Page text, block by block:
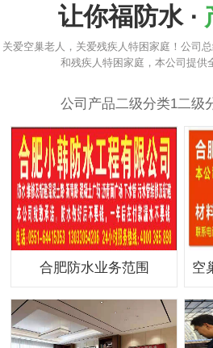
让你福防水 ·
关爱空巢老人，关爱残疾人特困家庭！公司
和残疾人特困家庭，本公司提供
公司产品二级分类1二级
合肥防水业务范围 空